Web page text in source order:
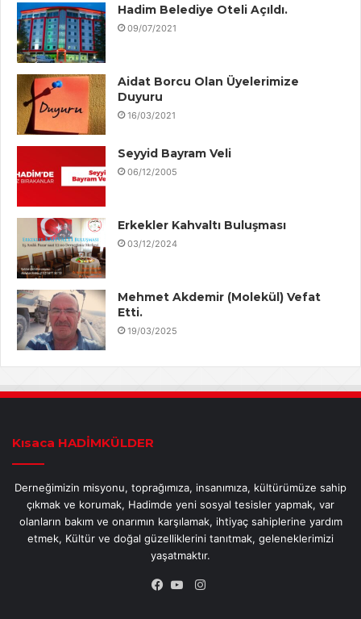
Hadim Belediye Oteli Açıldı.
09/07/2021
Aidat Borcu Olan Üyelerimize
Duyuru
16/03/2021
Seyyid Bayram Veli
06/12/2005
Erkekler Kahvaltı Buluşması
03/12/2024
Mehmet Akdemir (Molekül) Vefat
Etti.
19/03/2025
Kısaca HADİMKÜLDER
Derneğimizin misyonu, toprağımıza, insanımıza, kültürümüze sahip
çıkmak ve korumak, Hadimde yeni sosyal tesisler yapmak, var
olanların bakım ve onarımın karşılamak, ihtiyaç sahiplerine yardım
etmek, Kültür ve doğal güzelliklerini tanıtmak, geleneklerimizi
yaşatmaktır.
Instagram